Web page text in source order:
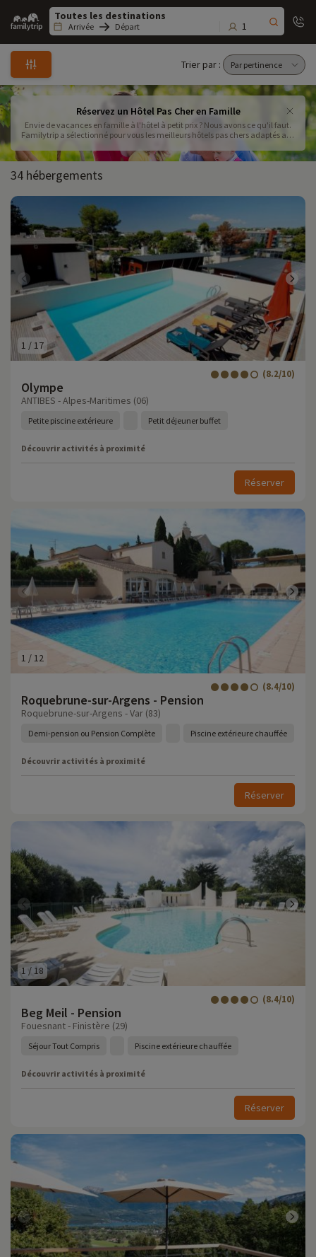
Family
trip
Arrivée Départ 1
Trier par :
Réservez un Hôtel Pas Cher en Famille
Envie de vacances en famille à l'hôtel à petit prix ? Nous avons ce qu'il faut.
Familytrip a sélectionné pour vous les meilleurs hôtels pas chers adaptés aux
34 hébergements
1 / 17
Olympe
(8.2/10)
ANTIBES - Alpes-Maritimes (06)
Petite piscine extérieure Petit déjeuner buffet
Découvrir activités à proximité
Réserver
1 / 12
Roquebrune-sur-Argens - Pension
(8.4/10)
Roquebrune-sur-Argens - Var (83)
Demi-pension ou Pension Complète Piscine extérieure chauffée
Découvrir activités à proximité
Réserver
1 /18
Beg Meil - Pension
(8.4/10)
Fouesnant - Finistère (29)
Séjour Tout Compris Piscine extérieure chauffée
Découvrir activités à proximité
Réserver